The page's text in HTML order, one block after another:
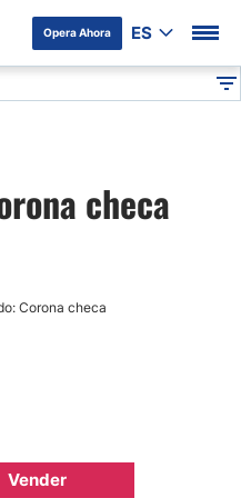
Opera Ahora ES
checa
Corona checa
Vender